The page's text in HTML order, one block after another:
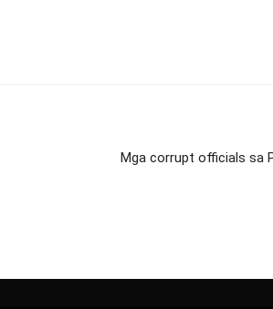
Mga corrupt officials sa